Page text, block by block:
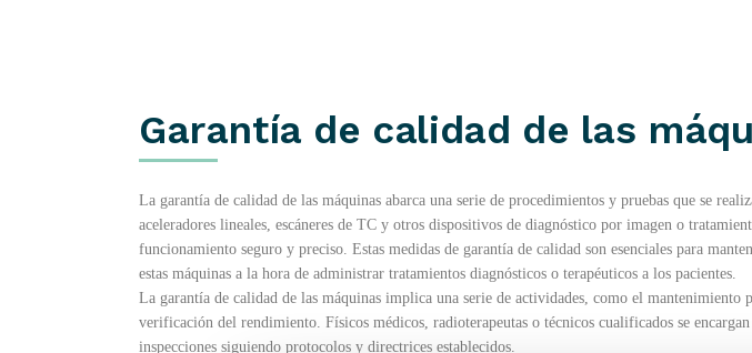
Garantía de calidad de las
La garantía de calidad de las máquinas abarca una serie de procedimientos y pruebas que se
aceleradores lineales, escáneres de TC y otros dispositivos de diagnóstico por imagen o
funcionamiento seguro y preciso. Estas medidas de garantía de calidad son esenciales para
estas máquinas a la hora de administrar tratamientos diagnósticos o terapéuticos a los pacientes.
La garantía de calidad de las máquinas implica una serie de actividades, como el
verificación del rendimiento. Físicos médicos, radioterapeutas o técnicos cualificados se encargan
inspecciones siguiendo protocolos y directrices establecidos.